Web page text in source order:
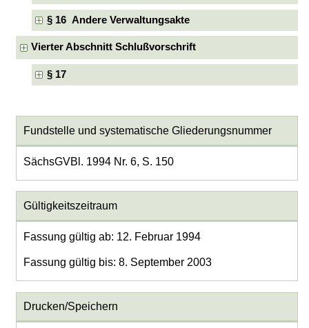
§ 16 Andere Verwaltungsakte
Vierter Abschnitt Schlußvorschrift
§ 17
Fundstelle und systematische Gliederungsnummer
SächsGVBl. 1994 Nr. 6, S. 150
Gültigkeitszeitraum
Fassung gültig ab: 12. Februar 1994
Fassung gültig bis: 8. September 2003
Drucken/Speichern